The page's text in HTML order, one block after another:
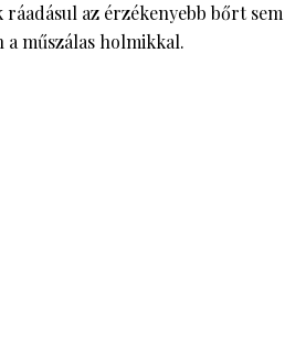
az érzékenyebb bőrt sem
műszálas holmikkal.